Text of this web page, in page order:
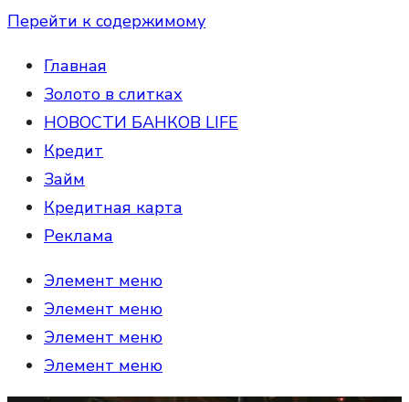
Перейти к содержимому
Главная
Золото в слитках
НОВОСТИ БАНКОВ LIFE
Кредит
Займ
Кредитная карта
Реклама
Элемент меню
Элемент меню
Элемент меню
Элемент меню